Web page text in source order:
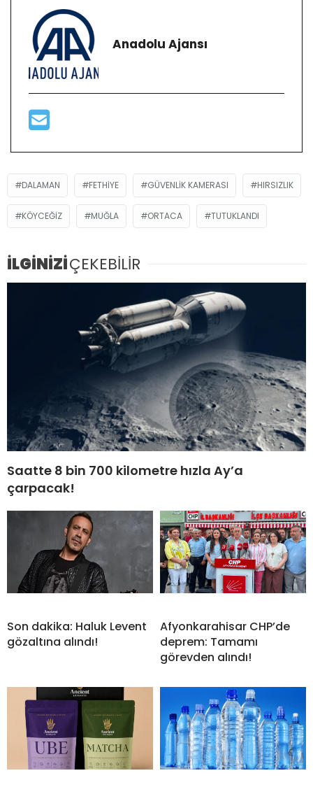
Anadolu Ajansı
DALAMAN FETHIYE GÜVENLIK KAMERASI HIRSIZLIK
KÖYCEĞIZ MUĞLA ORTACA TUTUKLANDI
İLGİNİZİÇEKEBİLİR
Saatte 8 bin 700 kilometre hızla Ay’a
çarpacak!
Son dakika: Haluk Levent
gözaltına alındı!
Afyonkarahisar CHP’de
deprem: Tamamı
görevden alındı!